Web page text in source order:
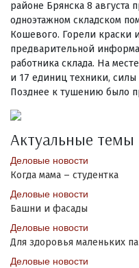
районе Брянска 8 августа
одноэтажном складском
Кошевого. Горели краски
предварительной
работника склада. На
и 17 единиц техники,
Позднее к тушению было
Актуальные темы
Деловые новости
Когда мама – студентка
Деловые новости
Башни и фасады
Деловые новости
Для здоровья маленьких
Деловые новости